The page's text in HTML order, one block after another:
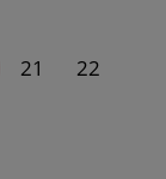
21 22